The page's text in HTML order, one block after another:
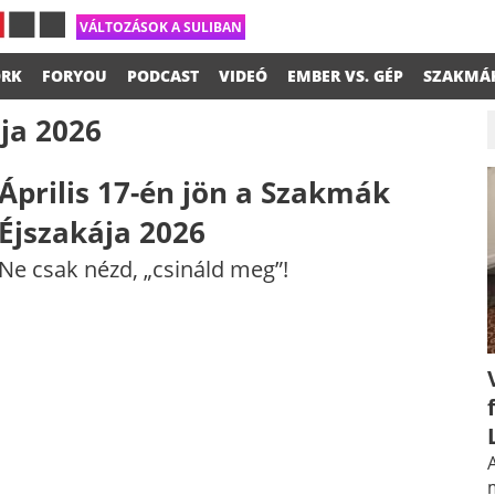
VÁLTOZÁSOK A SULIBAN
FORYOU PODCAST VIDEÓ EMBER VS. GÉP
2026
17-én jön a Szakmák
2026
csak nézd, „csináld meg”!